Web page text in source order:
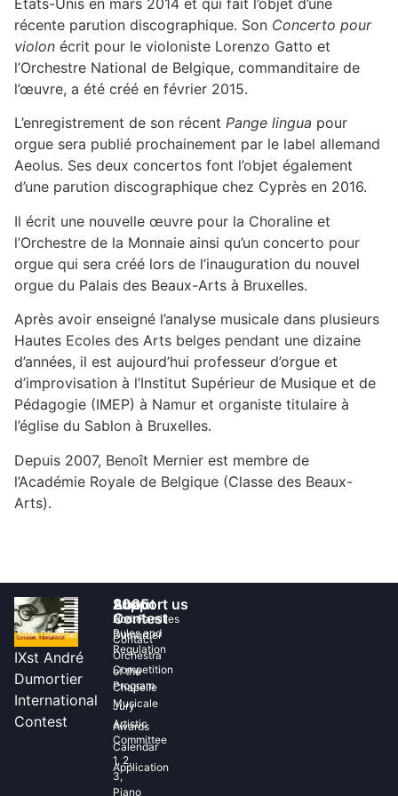
Etats-Unis en mars 2014 et qui fait l’objet d’une
récente parution discographique. Son Concerto pour
violon écrit pour le violoniste Lorenzo Gatto et
l’Orchestre National de Belgique, commanditaire de
l’œuvre, a été créé en février 2015.
L’enregistrement de son récent Pange lingua pour
orgue sera publié prochainement par le label allemand
Aeolus. Ses deux concertos font l’objet également
d’une parution discographique chez Cyprès en 2016.
Il écrit une nouvelle œuvre pour la Choraline et
l’Orchestre de la Monnaie ainsi qu’un concerto pour
orgue qui sera créé lors de l’inauguration du nouvel
orgue du Palais des Beaux-Arts à Bruxelles.
Après avoir enseigné l’analyse musicale dans plusieurs
Hautes Ecoles des Arts belges pendant une dizaine
d’années, il est aujourd’hui professeur d’orgue et
d’improvisation à l’Institut Supérieur de Musique et de
Pédagogie (IMEP) à Namur et organiste titulaire à
l’église du Sablon à Bruxelles.
Depuis 2007, Benoît Mernier est membre de
l’Académie Royale de Belgique (Classe des Beaux-
Arts).
IXst André
Dumortier
International
Contest
2025
Contest
Rules and
Regulation
Competition
Program
Jury
Awards
Calendar
Application
About
André
Dumortier
Orchestra
of the
Chapelle
Musicale
Artistic
Committee
1, 2,
3,
Piano
Support us
Host Families
Contact